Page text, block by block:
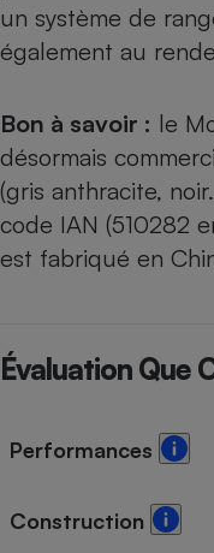
un système de
également au
Bon à savoir : le
désormais
(gris anthracite,
code IAN (510282
est fabriqué en
Évaluation Que
Performances
Construction